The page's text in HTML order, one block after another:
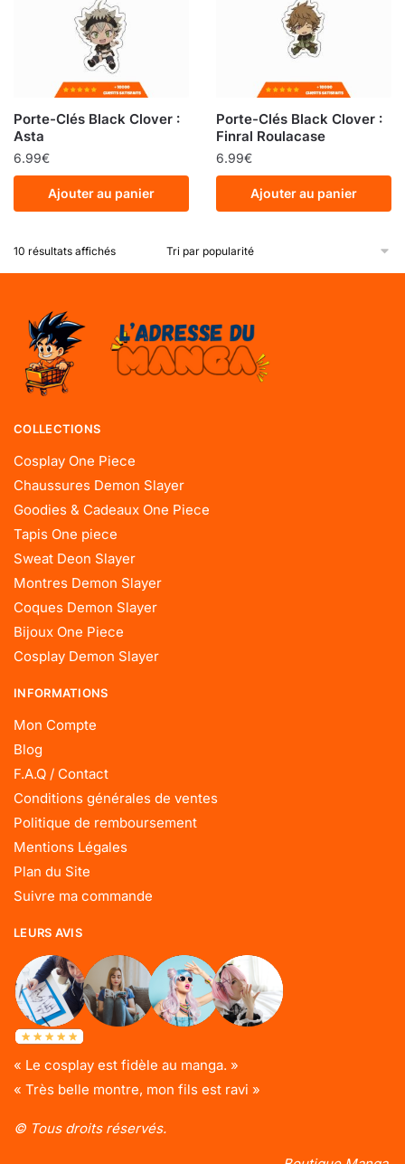
Porte-Clés Black Clover :
Asta
6.99€
Ajouter au panier
Porte-Clés Black Clover :
Finral Roulacase
6.99€
Ajouter au panier
10 résultats affichés
COLLECTIONS
Cosplay One Piece
Chaussures Demon Slayer
Goodies & Cadeaux One Piece
Tapis One piece
Sweat Deon Slayer
Montres Demon Slayer
Coques Demon Slayer
Bijoux One Piece
Cosplay Demon Slayer
INFORMATIONS
Mon Compte
Blog
F.A.Q / Contact
Conditions générales de ventes
Politique de remboursement
Mentions Légales
Plan du Site
Suivre ma commande
LEURS AVIS
« Le cosplay est fidèle au manga. »
« Très belle montre, mon fils est ravi »
© Tous droits réservés.